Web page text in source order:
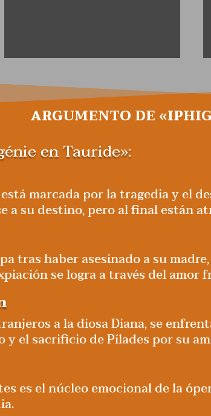
ARGUMENTO DE
en Tauride»:
marcada por la tragedia y el
su destino, pero al final están
tras haber asesinado a su
se logra a través del
a la diosa Diana, se
y el sacrificio de Pílades por su
es el núcleo emocional de la